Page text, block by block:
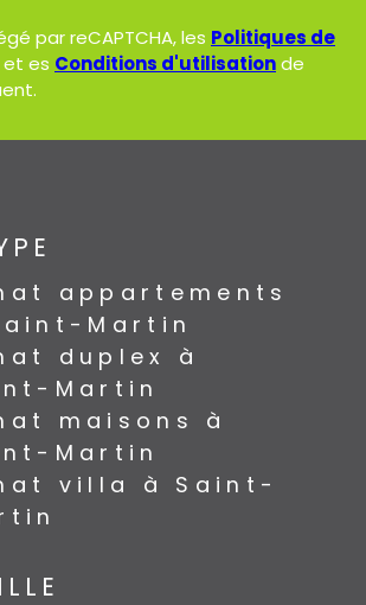
par reCAPTCHA, les Politiques de
et es Conditions d'utilisationde
appartements
Martin
duplex à
Martin
maisons à
Martin
villa à Saint-